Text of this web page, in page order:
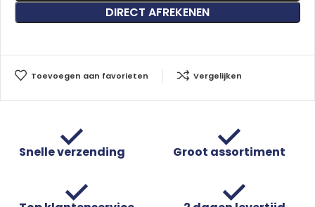
DIRECT AFREKENEN
Toevoegen aan favorieten Vergelijken
Snelle verzending Groot assortiment